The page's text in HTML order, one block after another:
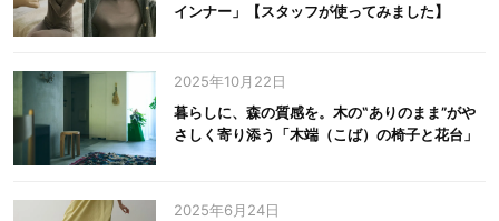
インナー」【スタッフが使ってみました】
2025年10月22日
暮らしに、森の質感を。木の‟ありのまま”がや
さしく寄り添う「木端（こば）の椅子と花台」
2025年6月24日